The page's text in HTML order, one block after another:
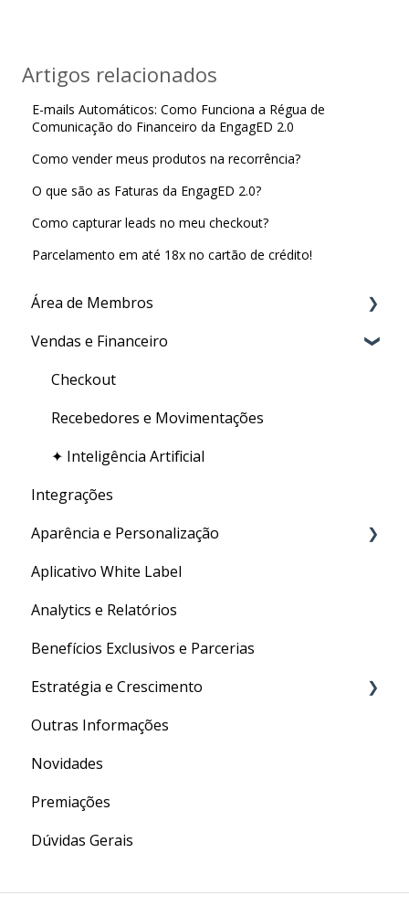
Artigos relacionados
E-mails Automáticos: Como Funciona a Régua de
Comunicação do Financeiro da EngagED 2.0
Como vender meus produtos na recorrência?
O que são as Faturas da EngagED 2.0?
Como capturar leads no meu checkout?
Parcelamento em até 18x no cartão de crédito!
Área de Membros
Criação de conteúdo
Certificado
Gestão de usuários
Vendas e Financeiro
Checkout
Recebedores e Movimentações
✦ Inteligência Artificial
Integrações
Aparência e Personalização
URL Personalizada
Personalizações Gerais
Aplicativo White Label
Analytics e Relatórios
Benefícios Exclusivos e Parcerias
Estratégia e Crescimento
Social Media
Conversão
Marketing Digital
Outras Informações
Novidades
Premiações
Dúvidas Gerais